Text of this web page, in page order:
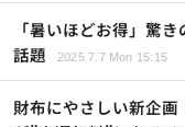
「暑いほどお得」驚
話題
2025.7.7 Mon 15:15
財布にやさしい新企